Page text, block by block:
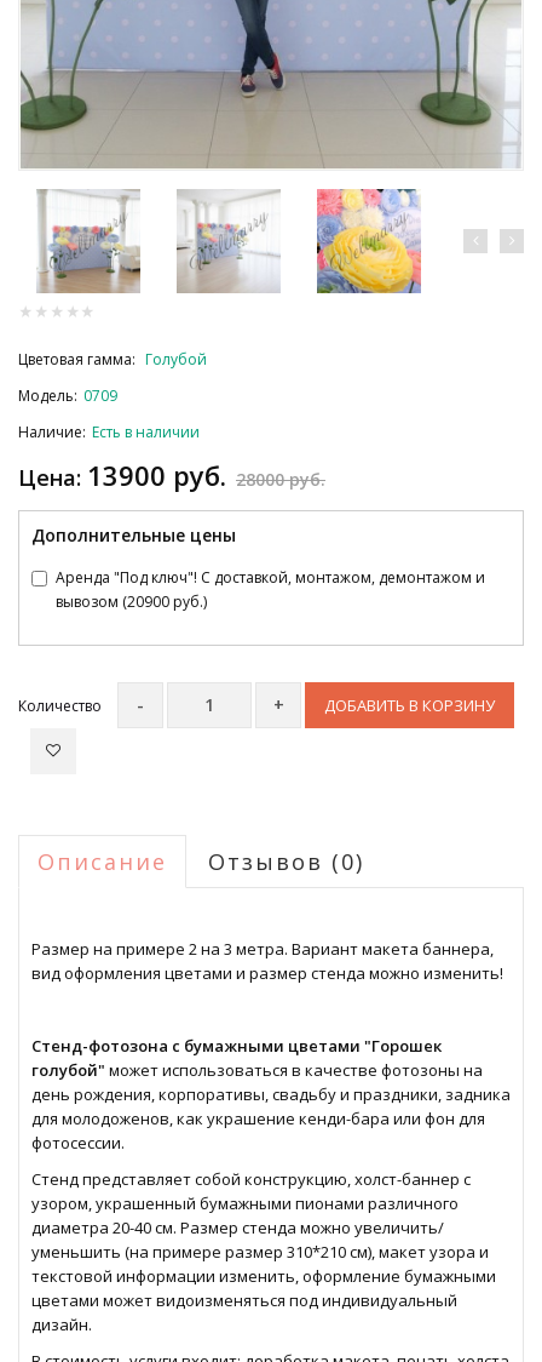
Цветовая гамма: Голубой
Модель: 0709
Наличие: Есть в наличии
Цена: 13900 руб. 28000 руб.
Дополнительные цены
Аренда "Под ключ"! С доставкой, монтажом, демонтажом и
вывозом (20900 руб.)
Количество ДОБАВИТЬ В КОРЗИНУ
Описание Отзывов (0)
Размер на примере 2 на 3 метра. Вариант макета баннера,
вид оформления цветами и размер стенда можно изменить!
Стенд-фотозона с бумажными цветами "Горошек
голубой" может использоваться в качестве фотозоны на
день рождения, корпоративы, свадьбу и праздники, задника
для молодоженов, как украшение кенди-бара или фон для
фотосессии.
Стенд представляет собой конструкцию, холст-баннер с
узором, украшенный бумажными пионами различного
диаметра 20-40 см. Размер стенда можно увеличить/
уменьшить (на примере размер 310*210 см), макет узора и
текстовой информации изменить, оформление бумажными
цветами может видоизменяться под индивидуальный
дизайн.